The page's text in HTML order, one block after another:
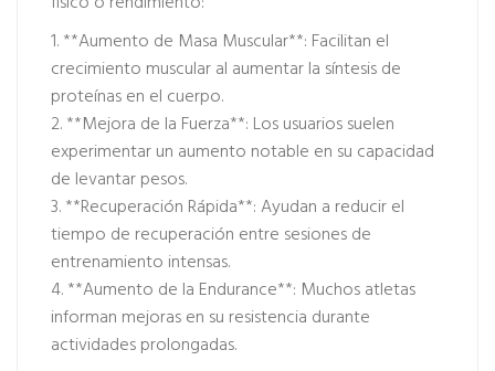
1. **Aumento de Masa Muscular**: Facilitan el
crecimiento muscular al aumentar la síntesis de
proteínas en el cuerpo.
2. **Mejora de la Fuerza**: Los usuarios suelen
experimentar un aumento notable en su capacidad
de levantar pesos.
3. **Recuperación Rápida**: Ayudan a reducir el
tiempo de recuperación entre sesiones de
entrenamiento intensas.
4. **Aumento de la Endurance**: Muchos atletas
informan mejoras en su resistencia durante
actividades prolongadas.